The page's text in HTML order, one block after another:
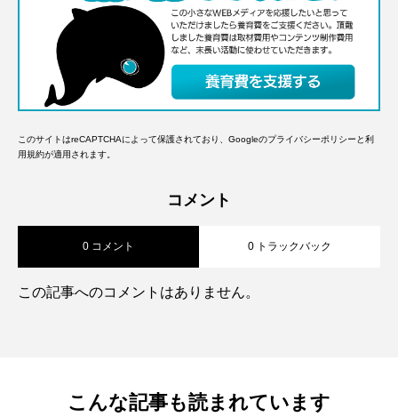
このサイトはreCAPTCHAによって保護されており、Googleのプライバシーポリシー と利
用規約が適用されます。
コメント
0 コメント 0 トラックバック
この記事へのコメントはありません。
こんな記事も読まれています